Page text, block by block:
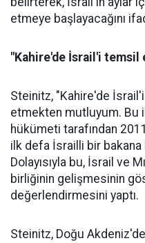
etmeye başlayacağını
"Kahire'de İsrail'i
Steinitz, "Kahire'de
etmekten mutluyum. Bu
hükümeti tarafından
ilk defa İsrailli bir bakana
Dolayısıyla bu, İsrail ve
birliğinin gelişmesinin
değerlendirmesini yaptı.
Steinitz, Doğu